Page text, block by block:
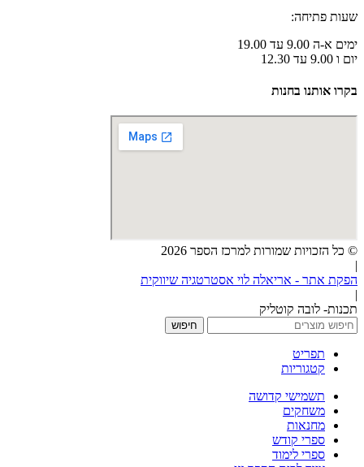
שעות פתיחה:
ימים א-ה 9.00 עד 19.00
יום ו 9.00 עד 12.30
בקרו אותנו בחנות
© כל הזכויות שמורות למרכז הספר 2026
|
הפקת אתר - אריאלה לוי אסטרטגיה שיווקית
|
תכנות- לובה קוטליק
חיפוש
תפריט
קטגוריות
תשמישי קדושה
משחקים
מחנאות
ספרי קודש
ספרי לימוד